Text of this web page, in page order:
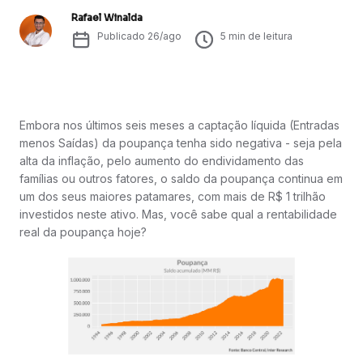
Rafael Winalda
Publicado 26/ago 5 min de leitura
Embora nos últimos seis meses a captação líquida (Entradas
menos Saídas) da poupança tenha sido negativa - seja pela
alta da inflação, pelo aumento do endividamento das
famílias ou outros fatores, o saldo da poupança continua em
um dos seus maiores patamares, com mais de R$ 1 trilhão
investidos neste ativo. Mas, você sabe qual a rentabilidade
real da poupança hoje?